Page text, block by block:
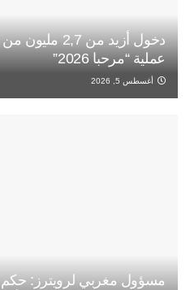
دخول أزيد من
عملية “مرحبا 2026”
أغسطس 5, 2026
مسؤول مغربي لرويترز: